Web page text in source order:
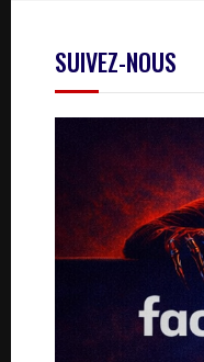
SUIVEZ-NOUS